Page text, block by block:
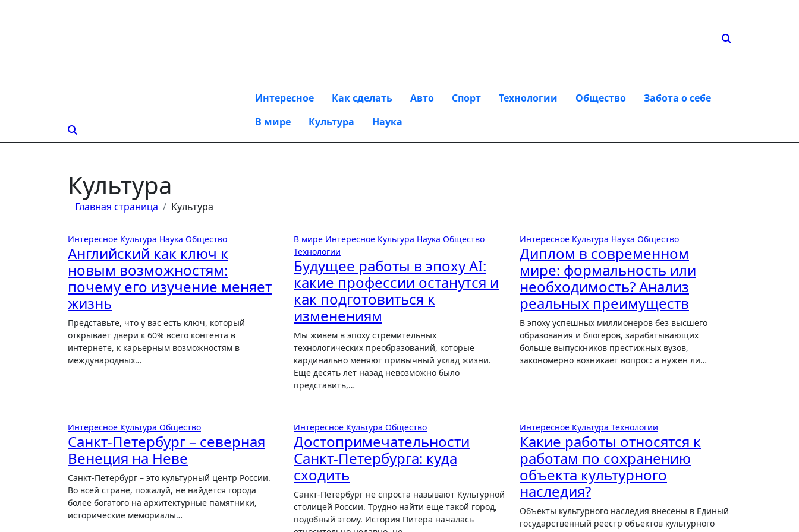
Интересное Как сделать Авто Спорт Технологии Общество
Забота о себе
В мире
Культура Наука
Культура
Главная страница Культура
Интересное Культура Наука Общество
Английский как ключ к
новым возможностям:
почему его изучение меняет
жизнь
Представьте, что у вас есть ключ, который
открывает двери к 60% всего контента в
интернете, к карьерным возможностям в
международных…
В мире Интересное Культура Наука Общество
Технологии
Будущее работы в эпоху AI:
какие профессии останутся и
как подготовиться к
изменениям
Мы живем в эпоху стремительных
технологических преобразований, которые
кардинально меняют привычный уклад жизни.
Еще десять лет назад невозможно было
представить,…
Интересное Культура Наука Общество
Диплом в современном
мире: формальность или
необходимость? Анализ
реальных преимуществ
В эпоху успешных миллионеров без высшего
образования и блогеров, зарабатывающих
больше выпускников престижных вузов,
закономерно возникает вопрос: а нужен ли…
Интересное Культура Общество
Санкт-Петербург – северная
Венеция на Неве
Санкт-Петербург – это культурный центр России.
Во всей стране, пожалуй, не найдется города
более богатого на архитектурные памятники,
исторические мемориалы…
Интересное Культура Общество
Достопримечательности
Санкт-Петербурга: куда
сходить
Санкт-Петербург не спроста называют Культурной
столицей России. Трудно найти еще такой город,
подобный этому. История Питера началась
Интересное Культура Технологии
Какие работы относятся к
работам по сохранению
объекта культурного
наследия?
Объекты культурного наследия внесены в Единый
государственный реестр объектов культурного